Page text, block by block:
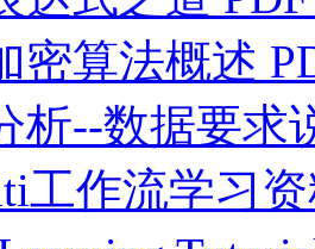
密算法概述
析--数据要求
工作流学习资